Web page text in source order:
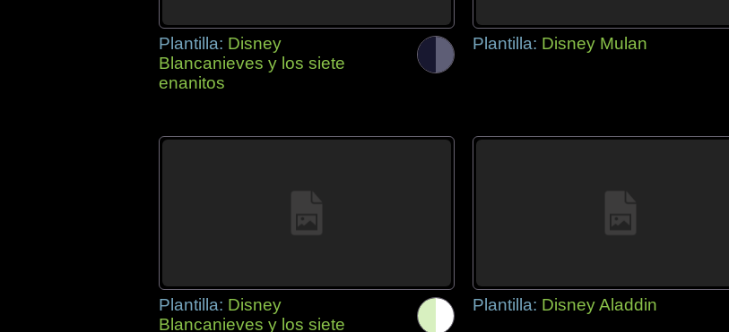
Plantilla: Disney
Blancanieves y los siete
enanitos
Plantilla: Disney Mulan
Plantilla: Disney
Blancanieves y los siete
Plantilla: Disney Aladdin